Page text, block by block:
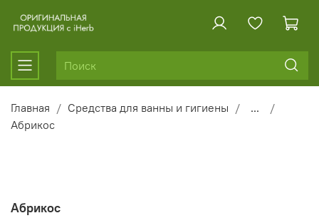
Главная Средства для ванны и гигиены
...
Абрикос
Абрикос